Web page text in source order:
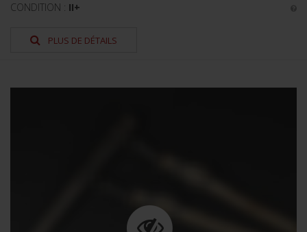
CONDITION : II+
PLUS DE DÉTAILS